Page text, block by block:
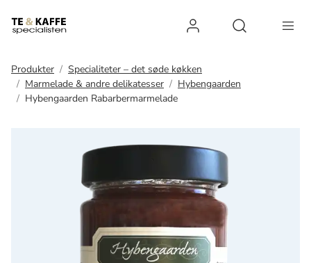
Log ind
Produkter
Specialiteter – det søde køkken
Marmelade & andre delikatesser
Hybengaarden
Hybengaarden Rabarbermarmelade